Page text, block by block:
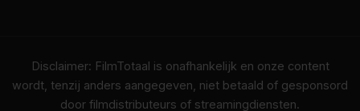
Disclaimer: FilmTotaal is onafhankelijk en onze content
wordt, tenzij anders aangegeven, niet betaald of gesponsord
door filmdistributeurs of streamingdiensten.